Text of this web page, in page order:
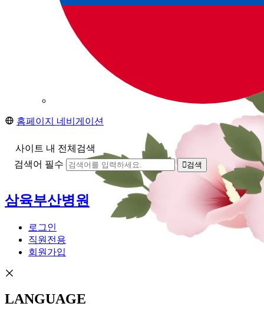
홈페이지 네비게이션
사이트 내 전체검색
검색어 필수
검색
삼육부산병원
로그인
직원전용
회원가입
LANGUAGE